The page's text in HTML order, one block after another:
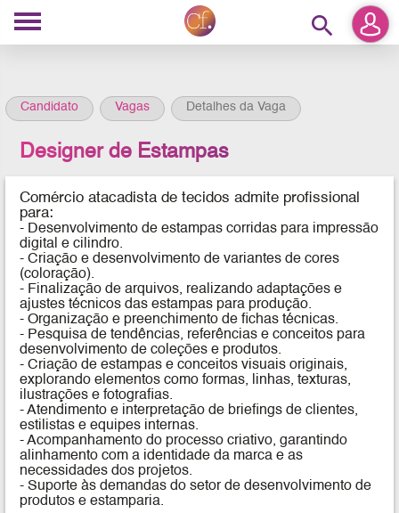
search
Candidato Vagas Detalhes da Vaga
Designer de Estampas
Comércio atacadista de tecidos admite profissional
para:
- Desenvolvimento de estampas corridas para impressão
digital e cilindro.
- Criação e desenvolvimento de variantes de cores
(coloração).
- Finalização de arquivos, realizando adaptações e
ajustes técnicos das estampas para produção.
- Organização e preenchimento de fichas técnicas.
- Pesquisa de tendências, referências e conceitos para
desenvolvimento de coleções e produtos.
- Criação de estampas e conceitos visuais originais,
explorando elementos como formas, linhas, texturas,
ilustrações e fotografias.
- Atendimento e interpretação de briefings de clientes,
estilistas e equipes internas.
- Acompanhamento do processo criativo, garantindo
alinhamento com a identidade da marca e as
necessidades dos projetos.
- Suporte às demandas do setor de desenvolvimento de
produtos e estamparia.